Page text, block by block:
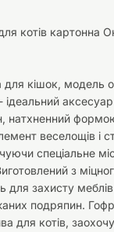
котів картонна
кішок, модель
натхненний
веселощів і
спеціальне
з
для захисту
подряпин.
для котів,